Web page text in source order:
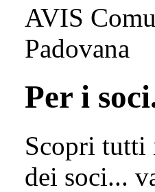
AVIS
Padovana
Per i
Scopri tutti
dei soci...